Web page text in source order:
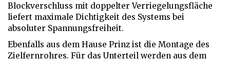
Blockverschluss mit doppelter Verriegelungsfläche
liefert maximale Dichtigkeit des Systems bei
absoluter Spannungsfreiheit.
Ebenfalls aus dem Hause Prinz ist die Montage des
Zielfernrohres. Für das Unterteil werden aus dem